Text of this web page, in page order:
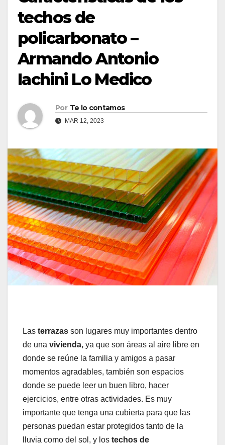
techos de
policarbonato –
Armando Antonio
Iachini Lo Medico
Por Te lo contamos
MAR 12, 2023
Las terrazas son lugares muy importantes dentro
de una vivienda, ya que son áreas al aire libre en
donde se reúne la familia y amigos a pasar
momentos agradables, también son espacios
donde se puede leer un buen libro, hacer
ejercicios, entre otras actividades. Es muy
importante que tenga una cubierta para que las
personas puedan estar protegidos tanto de la
lluvia como del sol, y los techos de